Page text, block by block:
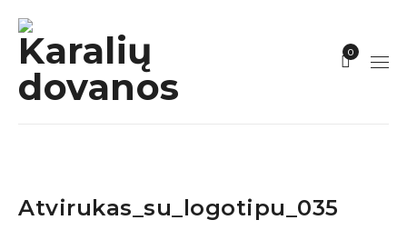
0
Atvirukas_su_logotipu_035